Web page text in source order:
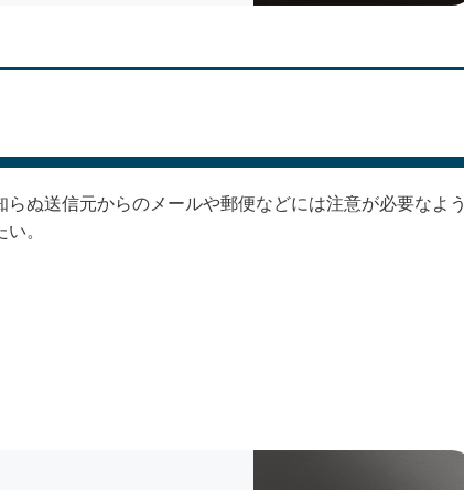
ぬ送信元からのメールや郵便などには注意が必要なよう
。